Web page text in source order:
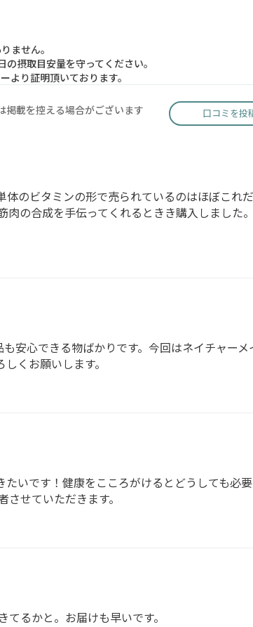
ません。
摂取目安量を守ってください。
より証明頂いております。
載を控える場合がございます 口コミを投
のビタミンの形で売られているのはほぼこれだ
の合成を手伝ってくれるときき購入しました
安心できる物ばかりです。今回はネイチャーメ
くお願いします。
いです！健康をこころがけるとどうしても必
せていただきます。
るかと。お届けも早いです。